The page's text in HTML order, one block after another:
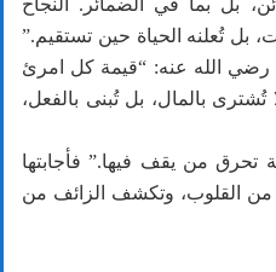
بل بما في الضمائر. النجاح
بل تُعلنه الحياة حين تستقيم.”
رضي الله عنه: “قيمة كل امرئ
بالمال، بل تُبنى بالفعل،
تحرق من يقف فيها.” فأجابتها
من القلوب، وتكشف الزائف من